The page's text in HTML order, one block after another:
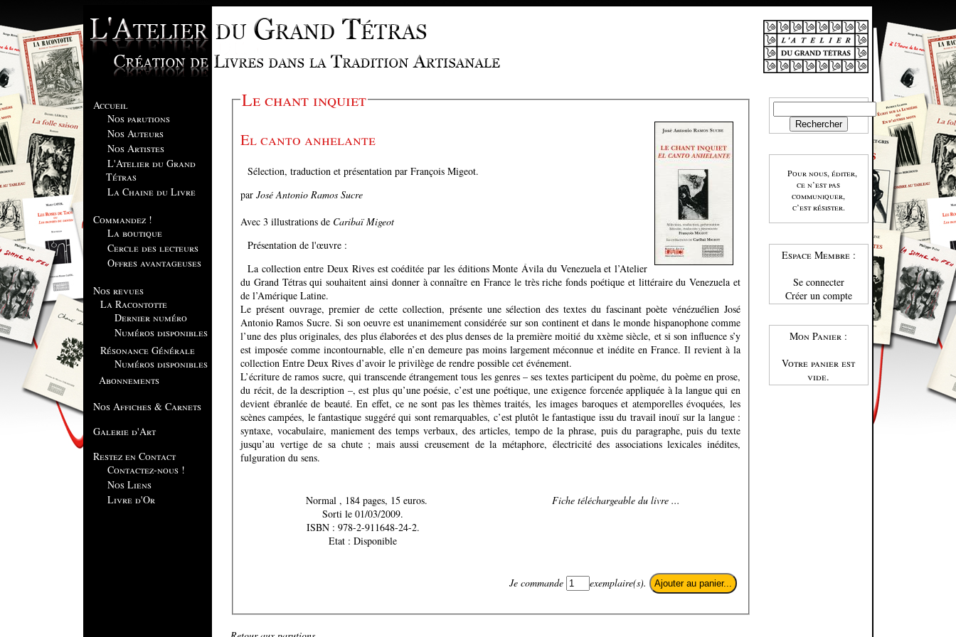
Accueil
Nos parutions
Nos Auteurs
Nos Artistes
L'Atelier du Grand
Tétras
La Chaine du Livre
Commandez !
La boutique
Cercle des lecteurs
Offres avantageuses
Nos revues
La Racontotte
Dernier numéro
Numéros disponibles
Résonance Générale
Numéros disponibles
Abonnements
Nos Affiches & Carnets
Galerie d'Art
Restez en Contact
Contactez-nous !
Nos Liens
Livre d'Or
Pour nous, éditer,
ce n’est pas
communiquer,
c’est résister.
Espace Membre :
Se connecter
Créer un compte
Mon Panier :
Votre panier est
vide.
Le chant inquiet
El canto anhelante
Sélection, traduction et présentation par François Migeot.
par José Antonio Ramos Sucre
Avec 3 illustrations de Caribaï Migeot
Présentation de l'œuvre :
La collection entre Deux Rives est coéditée par les éditions Monte Ávila du Venezuela et l’Atelier
du Grand Tétras qui souhaitent ainsi donner à connaître en France le très riche fonds poétique et littéraire du Venezuela et
de l’Amérique Latine.
Le présent ouvrage, premier de cette collection, présente une sélection des textes du fascinant poète vénézuélien José
Antonio Ramos Sucre. Si son oeuvre est unanimement considérée sur son continent et dans le monde hispanophone comme
l’une des plus originales, des plus élaborées et des plus denses de la première moitié du xxème siècle, et si son influence s’y
est imposée comme incontournable, elle n’en demeure pas moins largement méconnue et inédite en France. Il revient à la
collection Entre Deux Rives d’avoir le privilège de rendre possible cet événement.
L’écriture de ramos sucre, qui transcende étrangement tous les genres – ses textes participent du poème, du poème en prose,
du récit, de la description –, est plus qu’une poésie, c’est une poétique, une exigence forcenée appliquée à la langue qui en
devient ébranlée de beauté. En effet, ce ne sont pas les thèmes traités, les images baroques et atemporelles évoquées, les
scènes campées, le fantastique suggéré qui sont remarquables, c’est plutôt le fantastique issu du travail inouï sur la langue :
syntaxe, vocabulaire, maniement des temps verbaux, des articles, tempo de la phrase, puis du paragraphe, puis du texte
jusqu’au vertige de sa chute ; mais aussi creusement de la métaphore, électricité des associations lexicales inédites,
fulguration du sens.
Normal , 184 pages, 15 euros.
Sorti le 01/03/2009.
ISBN : 978-2-911648-24-2.
Etat : Disponible
Fiche téléchargeable du livre ...
Je commande exemplaire(s).